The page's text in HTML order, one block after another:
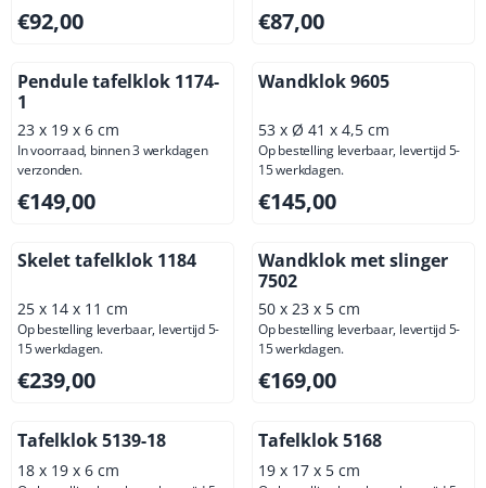
Prijs: 92,00, exclusief btw: 76,03
€92,00 Prijs: 87,00, exclusief btw:
€87,00
Pendule tafelklok 1174-
1
23 x 19 x 6 cm
In voorraad, binnen 3 werkdagen
verzonden.
Prijs: 149,00, exclusief btw: 123,14
€149,00
Wandklok 9605
53 x Ø 41 x 4,5 cm
Op bestelling leverbaar, levertijd 5-
15 werkdagen.
Prijs: 145,00, exclusief btw:
€145,00
Skelet tafelklok 1184
25 x 14 x 11 cm
Op bestelling leverbaar, levertijd 5-
15 werkdagen.
Prijs: 239,00, exclusief btw: 197,52
€239,00
Wandklok met slinger
7502
50 x 23 x 5 cm
Op bestelling leverbaar, levertijd 5-
15 werkdagen.
Prijs: 169,00, exclusief btw:
€169,00
Tafelklok 5139-18
18 x 19 x 6 cm
Tafelklok 5168
19 x 17 x 5 cm